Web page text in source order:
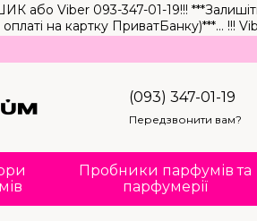
або Viber 093-347-01-19!!!
на картку ПриватБанку)***... !!!
(093) 347-01-19
Передзвонити вам?
Пробники парфумів та
парфумерії